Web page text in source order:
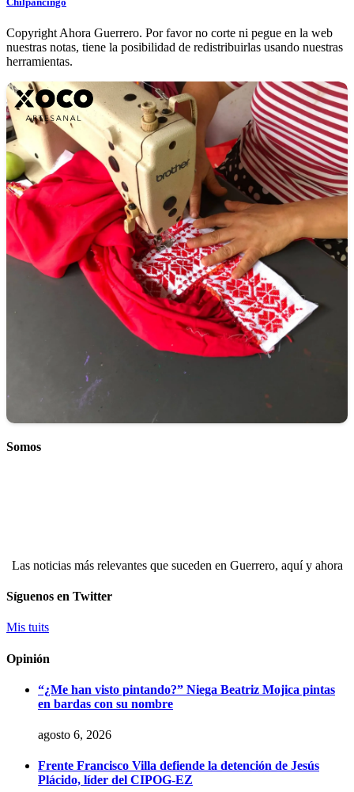
Copyright Ahora Guerrero. Por favor no corte ni pegue en la web
nuestras notas, tiene la posibilidad de redistribuirlas usando nuestras
herramientas.
Somos
Las noticias más relevantes que suceden en Guerrero, aquí y ahora
Síguenos en Twitter
Mis tuits
Opinión
“¿Me han visto pintando?” Niega Beatriz Mojica pintas
en bardas con su nombre
agosto 6, 2026
Frente Francisco Villa defiende la detención de Jesús
Plácido, líder del CIPOG-EZ